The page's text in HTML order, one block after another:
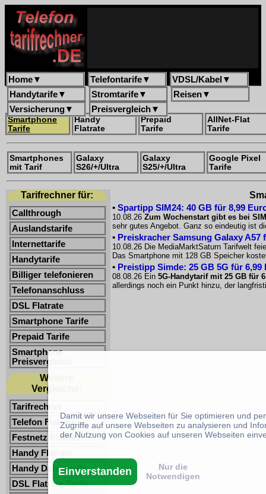
Home▼ Telefontarife▼ VDSL/Kabel ▼
Handytarife▼ Stromtarife▼ Reisen▼
Versicherung▼ Preisvergleich▼
Smartphone
Tarife
Handy
Flatrate
Prepaid
Tarife
AllNet-Flat
Tarife
Smartphones
mit Tarif
Galaxy
S26/+/Ultra
Galaxy
S25/+/Ultra
Google Pixel
Tarife
Tarifrechner für:
Callthrough
Auslandstarife
Internettarife
Handytarife
Billiger telefonieren
Telefonanschluss
DSL Flatrate
Smartphone Tarife
Prepaid Tarife
Smartphone
Preisvergleich
Weitere
Vergleiche:
Tarifrechner
Telefon Flatrate
Festnetz Flatrate
Handy Flatrate
Handy Datentarife
DSL Flatrate Tarife
• Spartipp SIM24: 40 GB für 8,99
10.08.26 Zum Wochenstart gibt es bei
sehr gutes Angebot. Ganz so eindeutig ist
• Preiskracher Samsung Galaxy
10.08.26 Die MediaMarktSaturn Tarifwelt
Das Smartphone mit 128 GB Speicher
• Preistipp Simde: 25 GB 5G für
08.08.26 Ein 5G-Handytarif mit 25 GB für
allerdings noch ein Punkt hinzu, der
Damit wir unsere Webseiten für Sie optimieren und
Zugriffe auf unsere Webseiten zu analysieren und
der Nutzung von Cookies auf unseren Webseiten
Einverstanden
Nur die
Notwendigen